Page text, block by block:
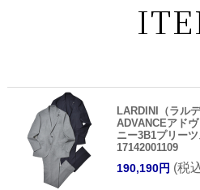
LARDINI（ラルデ
ADVANCEアド
ニー3B1プリー
17142001109
190,190円 (税